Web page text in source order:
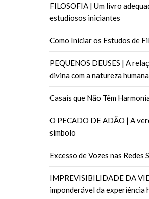
FILOSOFIA | Um livro
estudiosos iniciantes
Como Iniciar os Estudos de
PEQUENOS DEUSES | A
divina com a natureza humana
Casais que Não Têm
O PECADO DE ADÃO | A
símbolo
Excesso de Vozes nas Redes
IMPREVISIBILIDADE DA
imponderável da experiência